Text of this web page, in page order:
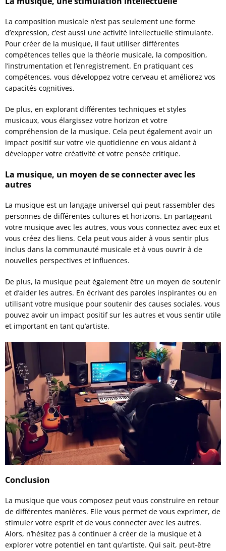
La composition musicale n’est pas seulement une forme
d’expression, c’est aussi une activité intellectuelle stimulante.
Pour créer de la musique, il faut utiliser différentes
compétences telles que la théorie musicale, la composition,
l’instrumentation et l’enregistrement. En pratiquant ces
compétences, vous développez votre cerveau et améliorez vos
capacités cognitives.
De plus, en explorant différentes techniques et styles
musicaux, vous élargissez votre horizon et votre
compréhension de la musique. Cela peut également avoir un
impact positif sur votre vie quotidienne en vous aidant à
développer votre créativité et votre pensée critique.
La musique, un moyen de se connecter avec les
autres
La musique est un langage universel qui peut rassembler des
personnes de différentes cultures et horizons. En partageant
votre musique avec les autres, vous vous connectez avec eux et
vous créez des liens. Cela peut vous aider à vous sentir plus
inclus dans la communauté musicale et à vous ouvrir à de
nouvelles perspectives et influences.
De plus, la musique peut également être un moyen de soutenir
et d’aider les autres. En écrivant des paroles inspirantes ou en
utilisant votre musique pour soutenir des causes sociales, vous
pouvez avoir un impact positif sur les autres et vous sentir utile
et important en tant qu’artiste.
Conclusion
La musique que vous composez peut vous construire en retour
de différentes manières. Elle vous permet de vous exprimer, de
stimuler votre esprit et de vous connecter avec les autres.
Alors, n’hésitez pas à continuer à créer de la musique et à
explorer votre potentiel en tant qu’artiste. Qui sait, peut-être